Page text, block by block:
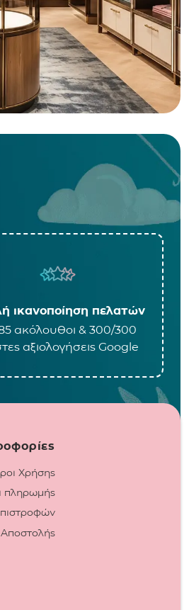
ικανοποίηση πελατών
ακόλουθοι & 300/300
αξιολογήσεις Google
Χρήσης
πληρωμής